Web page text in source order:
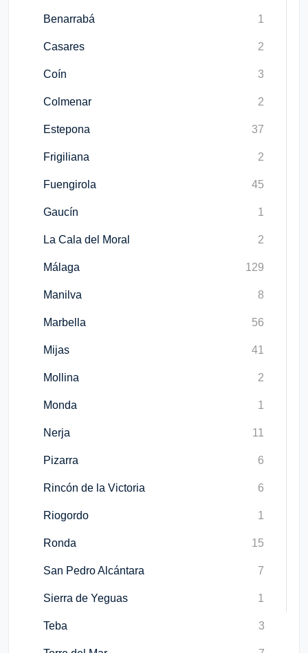
Benarrabá 1
Casares 2
Coín 3
Colmenar 2
Estepona 37
Frigiliana 2
Fuengirola 45
Gaucín 1
La Cala del Moral 2
Málaga 129
Manilva 8
Marbella 56
Mijas 41
Mollina 2
Monda 1
Nerja 11
Pizarra 6
Rincón de la Victoria 6
Riogordo 1
Ronda 15
San Pedro Alcántara 7
Sierra de Yeguas 1
Teba 3